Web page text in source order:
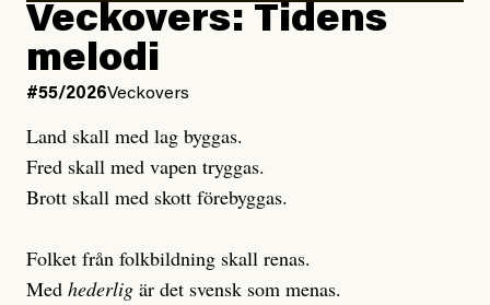
Publicerad6 August, 2026
Uppdaterad7 August, 2026
Publicerad3 August, 2026
Uppdaterad3 August, 2026
Veckovers: Tidens
melodi
#55/2026Veckovers
Land skall med lag byggas.
Fred skall med vapen tryggas.
Brott skall med skott förebyggas.
Folket från folkbildning skall renas.
Med hederlig är det svensk som menas.